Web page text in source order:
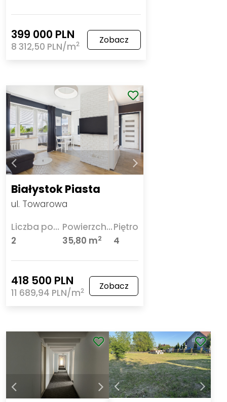
399 000 PLN
8 312,50 PLN/m2 Zobacz
Białystok Piasta
ul. Towarowa
Liczba pokoi
2
Powierzchnia
35,80 m2
Piętro
4
418 500 PLN
11 689,94 PLN/m2 Zobacz